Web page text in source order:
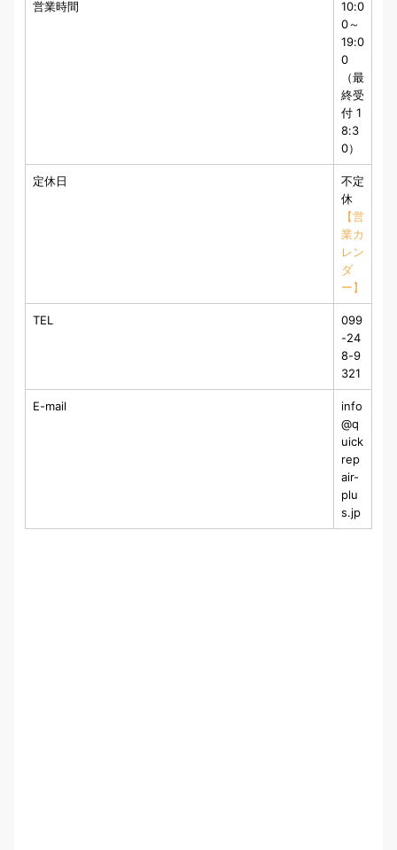
営業時間
10:0
0～
19:0
0
（最
終受
付 1
8:3
0）
定休日
不定
休
【営
業カ
レン
ダ
ー】
TEL
099
-24
8-9
321
E-mail
info
@q
uick
rep
air-
plu
s.jp